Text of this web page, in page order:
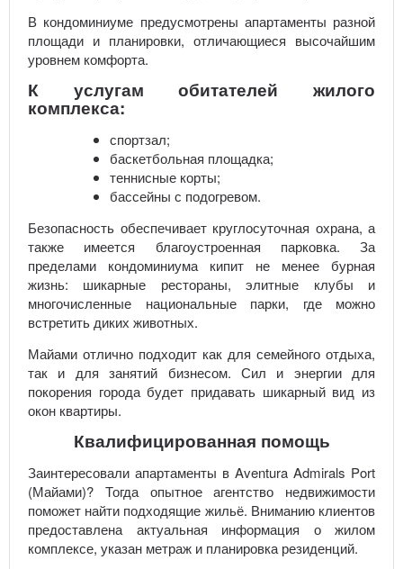
В кондоминиуме предусмотрены апартаменты разной
площади и планировки, отличающиеся высочайшим
уровнем комфорта.
К услугам обитателей жилого
комплекса:
спортзал;
баскетбольная площадка;
теннисные корты;
бассейны с подогревом.
Безопасность обеспечивает круглосуточная охрана, а
также имеется благоустроенная парковка. За
пределами кондоминиума кипит не менее бурная
жизнь: шикарные рестораны, элитные клубы и
многочисленные национальные парки, где можно
встретить диких животных.
Майами отлично подходит как для семейного отдыха,
так и для занятий бизнесом. Сил и энергии для
покорения города будет придавать шикарный вид из
окон квартиры.
Квалифицированная помощь
Заинтересовали апартаменты в Aventura Admirals Port
(Майами)? Тогда опытное агентство недвижимости
поможет найти подходящие жильё. Вниманию клиентов
предоставлена актуальная информация о жилом
комплексе, указан метраж и планировка резиденций.